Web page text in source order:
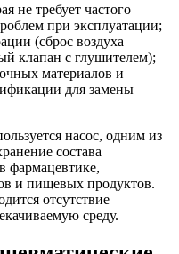
не требует частого
при эксплуатации;
(сброс воздуха
клапан с глушителем);
материалов и
для замены
насос, одним из
состава
фармацевтике,
и пищевых продуктов.
отсутствие
среду.